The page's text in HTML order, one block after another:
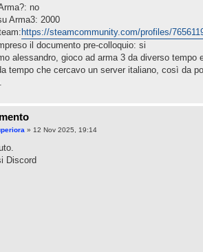
no
Arma3: 2000
https://steamcommunity.com/profiles/
il documento pre-colloquio: si
alessandro, gioco ad arma 3 da diverso
tempo che cercavo un server italiano, così da
» 12 Nov 2025, 19:14
Discord